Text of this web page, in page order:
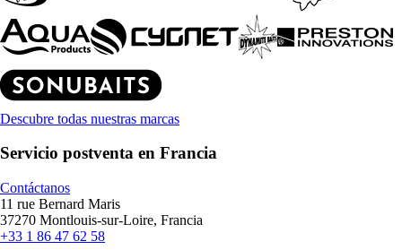
Descubre todas nuestras marcas
Servicio postventa en Francia
Contáctanos
11 rue Bernard Maris
37270 Montlouis-sur-Loire, Francia
+33 1 86 47 62 58